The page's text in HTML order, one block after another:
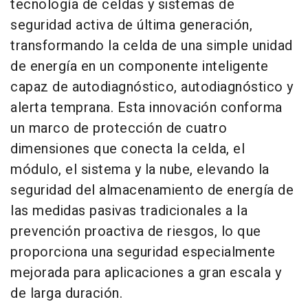
tecnología de celdas y sistemas de
seguridad activa de última generación,
transformando la celda de una simple unidad
de energía en un componente inteligente
capaz de autodiagnóstico, autodiagnóstico y
alerta temprana. Esta innovación conforma
un marco de protección de cuatro
dimensiones que conecta la celda, el
módulo, el sistema y la nube, elevando la
seguridad del almacenamiento de energía de
las medidas pasivas tradicionales a la
prevención proactiva de riesgos, lo que
proporciona una seguridad especialmente
mejorada para aplicaciones a gran escala y
de larga duración.